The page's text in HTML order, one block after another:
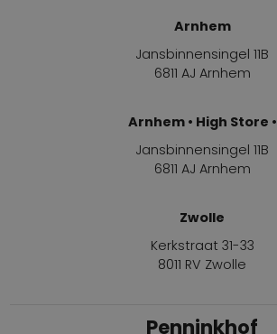
Arnhem
Jansbinnensingel 11B
6811 AJ Arnhem
Arnhem • High Store •
Jansbinnensingel 11B
6811 AJ Arnhem
Zwolle
Kerkstraat 31-33
8011 RV Zwolle
Penninkhof